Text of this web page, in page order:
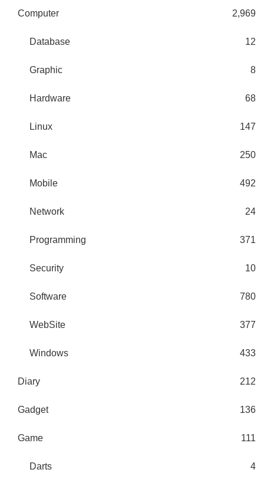
Computer 2,969
Database 12
Graphic 8
Hardware 68
Linux 147
Mac 250
Mobile 492
Network 24
Programming 371
Security 10
Software 780
WebSite 377
Windows 433
Diary 212
Gadget 136
Game 111
Darts 4